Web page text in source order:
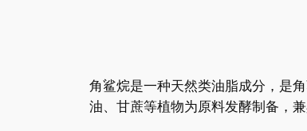
角鲨烷是一种天然类油脂成分，是
油、甘蔗等植物为原料发酵制备，兼